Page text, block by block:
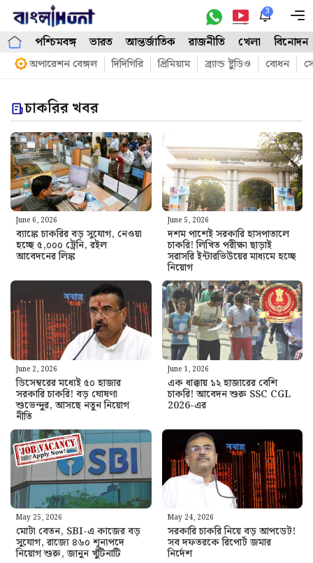
Skip
content
3
পশ্চিমবঙ্গ ভারত আন্তর্জাতিক রাজনীতি খেলা বিনোদন
অপারেশন বেঙ্গল দিদিগিরি প্রিমিয়াম ব্র্যান্ড ষ্টুডিও বোধন
চাকরির খবর
June 6, 2026
ব্যাঙ্কে চাকরির বড় সুযোগ, নেওয়া
হচ্ছে ৫,০০০ ট্রেনি, রইল
আবেদনের লিঙ্ক
June 5, 2026
দশম পাশেই সরকারি হাসপাতালে
চাকরি! লিখিত পরীক্ষা ছাড়াই
সরাসরি ইন্টারভিউয়ের মাধ্যমে হচ্ছে
নিয়োগ
June 2, 2026
ডিসেম্বরের মধ্যেই ৫০ হাজার
সরকারি চাকরি! বড় ঘোষণা
শুভেন্দুর, আসছে নতুন নিয়োগ
নীতি
June 1, 2026
এক ধাক্কায় ১২ হাজারের বেশি
চাকরি! আবেদন শুরু SSC CGL
2026-এর
May 25, 2026
মোটা বেতন, SBI-এ কাজের বড়
সুযোগ, রাজ্যে ৪৬০ শূন্যপদে
নিয়োগ শুরু, জানুন খুঁটিনাটি
May 24, 2026
সরকারি চাকরি নিয়ে বড় আপডেট!
সব দফতরকে রিপোর্ট জমার
নির্দেশ